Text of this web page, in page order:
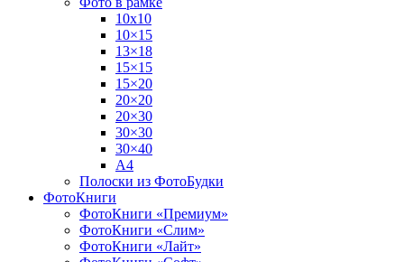
10х10
10×15
13×18
15×15
15×20
20×20
20×30
30×30
30×40
A4
Полоски из ФотоБудки
ФотоКниги
ФотоКниги «Премиум»
ФотоКниги «Слим»
ФотоКниги «Лайт»